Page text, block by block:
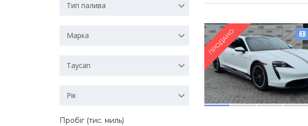
Тип палива
Марка
Taycan
Рік
Пробіг (тис. миль)
ПРОДАНО